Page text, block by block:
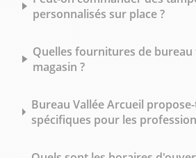
personnalisés sur place ?
Quelles fournitures de
magasin ?
Bureau Vallée Arcueil
spécifiques pour les